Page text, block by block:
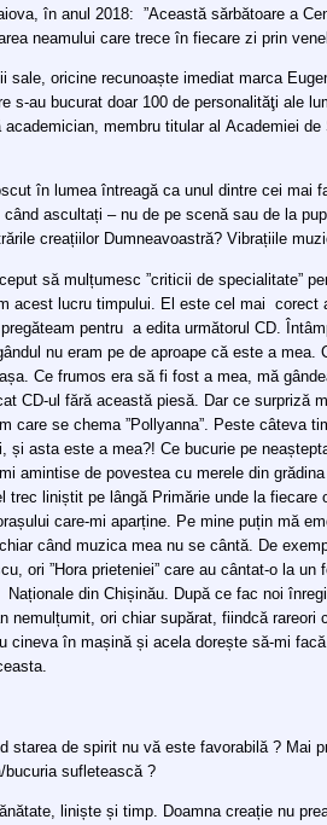
în anul 2018: ”Această sărbătoare a
neamului care trece în fiecare zi prin
sale, oricine recunoaște imediat marca
s-au bucurat doar 100 de personalităţi ale
academician, membru titular al Academiei de
în lumea întreagă ca unul dintre cei mai
ascultați – nu de pe scenă sau de la
creațiilor Dumneavoastră? Vibrațiile
să mulțumesc ”criticii de specialitate”
acest lucru timpului. El este cel mai corect
pentru a edita următorul CD.
nu eram pe de aproape că este a
Ce frumos era să fi fost a mea, mă
CD-ul fără această piesă. Dar ce surpriză
care se chema ”Pollyanna”. Peste câteva
și asta este a mea?! Ce bucurie pe
amintise de povestea cu merele din
liniștit pe lângă Primărie unde la fiecare
care-mi aparține. Pe mine puțin mă
când muzica mea nu se cântă. De
ori ”Hora prieteniei” care au cântat-o la un
din Chișinău. După ce fac noi
nemulțumit, ori chiar supărat, fiindcă rareori
cineva în mașină și acela dorește să-mi
starea de spirit nu vă este favorabilă ? Mai
bucuria sufletească ?
liniște și timp. Doamna creație nu